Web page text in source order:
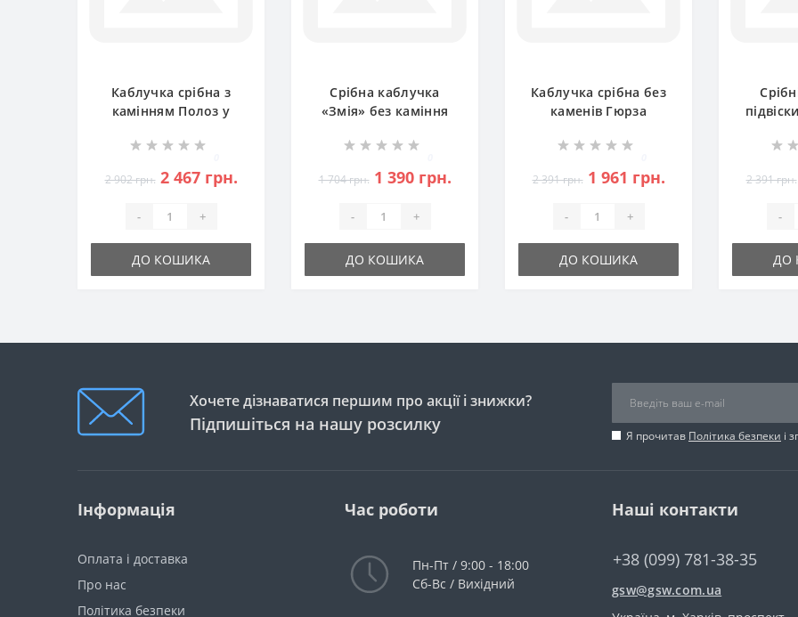
Каблучка срібна з
камінням Полоз у
бр-2112227
2 902 грн. 2 467 грн.
- +
ДО КОШИКА
Срібна каблучка
«Змія» без каміння
1 704 грн. 1 390 грн.
- +
ДО КОШИКА
Каблучка срібна без
каменів Гюрза
2 391 грн. 1 961 грн.
- +
ДО КОШИКА
2 391 грн.
-
ДО
Хочете дізнаватися першим про акції і знижки?
Підпишіться на нашу розсилку
Я прочитав Політика безпеки і
Інформація
Оплата і доставка
Про нас
Політика безпеки
Час роботи
Пн-Пт / 9:00 - 18:00
Сб-Вс / Вихідний
Наші контакти
+38 (099) 781-38-35
gsw@gsw.com.ua